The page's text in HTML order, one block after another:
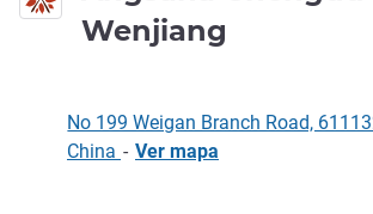
Wenjiang
No 199 Weigan Branch Road,
China - Ver mapa